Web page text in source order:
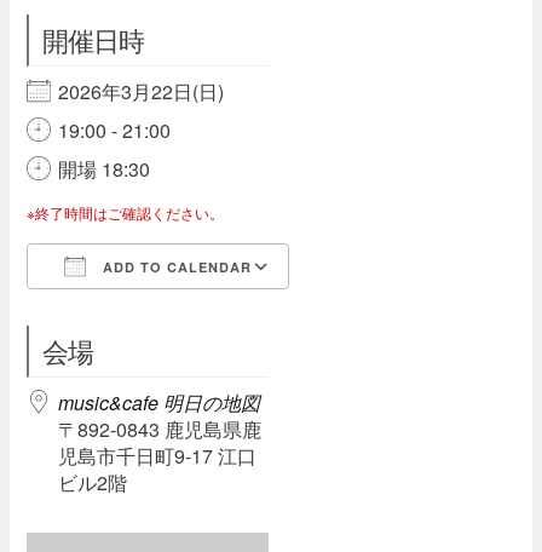
開催日時
2026年3月22日(日)
19:00 - 21:00
開場 18:30
※終了時間はご確認ください。
ADD TO CALENDAR
会場
music&cafe 明日の地図
〒892-0843 鹿児島県鹿
児島市千日町9-17 江口
ビル2階